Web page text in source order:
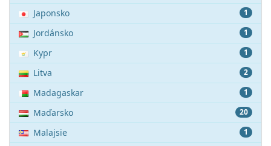
1
Japonsko
1
Jordánsko
1
Kypr
2
Litva
1
Madagaskar
20
Maďarsko
1
Malajsie